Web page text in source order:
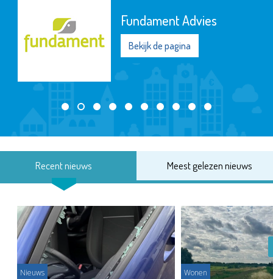
St.-Jozefmavo
Bekijk de pagina
Recent nieuws Meest gelezen nieuws
Nieuws Wonen